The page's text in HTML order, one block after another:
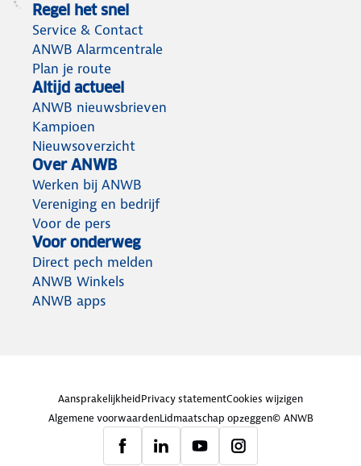
Regel het snel
Service & Contact
ANWB Alarmcentrale
Plan je route
Altijd actueel
ANWB nieuwsbrieven
Kampioen
Nieuwsoverzicht
Over ANWB
Werken bij ANWB
Vereniging en bedrijf
Voor de pers
Voor onderweg
Direct pech melden
ANWB Winkels
ANWB apps
AansprakelijkheidPrivacy statementCookies wijzigen
Algemene voorwaardenLidmaatschap opzeggen© ANWB